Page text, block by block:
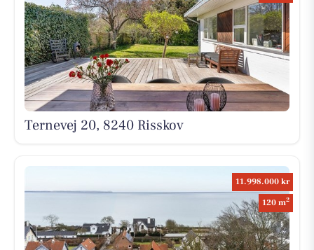
Ternevej 20, 8240 Risskov
11.998.000 kr
120 m2